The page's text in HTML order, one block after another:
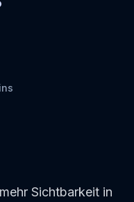
Sichtbarkeit in